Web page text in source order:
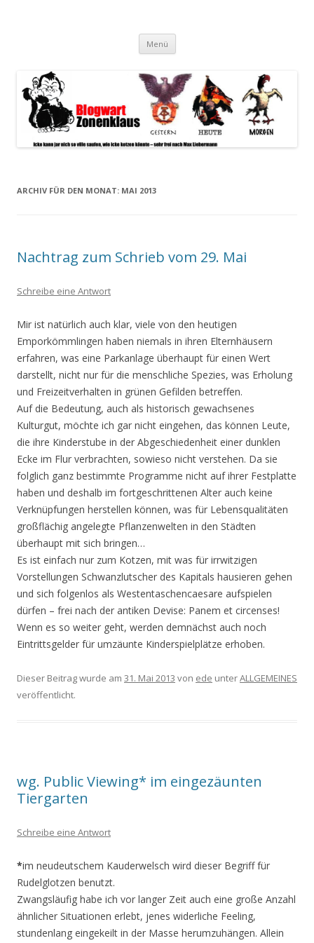
spiegeln im wesentlichen den Gesundheitszustand dieser unserer
Menü Zum
springen
ARCHIV FÜR DEN MONAT: MAI 2013
Nachtrag zum Schrieb vom 29. Mai
Schreibe eine Antwort
Mir ist natürlich auch klar, viele von den heutigen
Emporkömmlingen haben niemals in ihren Elternhäusern
erfahren, was eine Parkanlage überhaupt für einen Wert
darstellt, nicht nur für die menschliche Spezies, was Erholung
und Freizeitverhalten in grünen Gefilden betreffen.
Auf die Bedeutung, auch als historisch gewachsenes
Kulturgut, möchte ich gar nicht eingehen, das können Leute,
die ihre Kinderstube in der Abgeschiedenheit einer dunklen
Ecke im Flur verbrachten, sowieso nicht verstehen. Da sie
folglich ganz bestimmte Programme nicht auf ihrer Festplatte
haben und deshalb im fortgeschrittenen Alter auch keine
Verknüpfungen herstellen können, was für Lebensqualitäten
großflächig angelegte Pflanzenwelten in den Städten
überhaupt mit sich bringen…
Es ist einfach nur zum Kotzen, mit was für irrwitzigen
Vorstellungen Schwanzlutscher des Kapitals hausieren gehen
und sich folgenlos als Westentaschencaesare aufspielen
dürfen – frei nach der antiken Devise: Panem et circenses!
Wenn es so weiter geht, werden demnächst auch noch
Eintrittsgelder für umzäunte Kinderspielplätze erhoben.
Dieser Beitrag wurde am 31. Mai 2013 von ede unterALLGEMEINES
veröffentlicht.
wg. Public Viewing* im eingezäunten
Tiergarten
Schreibe eine Antwort
*im neudeutschem Kauderwelsch wird dieser Begriff für
Rudelglotzen benutzt.
Zwangsläufig habe ich vor langer Zeit auch eine große Anzahl
ähnlicher Situationen erlebt, jenes widerliche Feeling,
stundenlang eingekeilt in der Masse herumzuhängen. Allein